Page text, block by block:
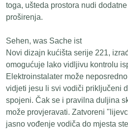
toga, ušteda prostora nudi
proširenja.
Sehen, was Sache ist
Novi dizajn kućišta serije 221,
omogućuje lako vidljivu kontrolu
Elektroinstalater može
vidjeti jesu li svi vodiči priključeni
spojeni. Čak se i pravilna duljina
može provjeravati. Zatvoreni
jasno vođenje vodiča do mjesta